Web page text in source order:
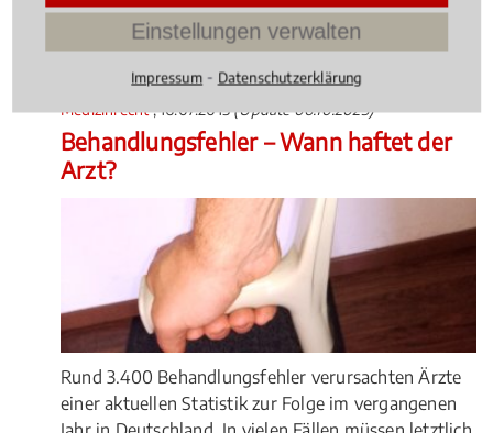
Einschätzung abgegeben hat.
4.042105263157895 /
Bewertungen)
Medizinrecht, 16.07.2015(Update 06.10.2025)
Behandlungsfehler – Wann haftet der
Arzt?
Rund 3.400 Behandlungsfehler verursachten Ärzte
einer aktuellen Statistik zur Folge im vergangenen
Einstellungen verwalten
Impressum ⁃ Datenschutzerklärung